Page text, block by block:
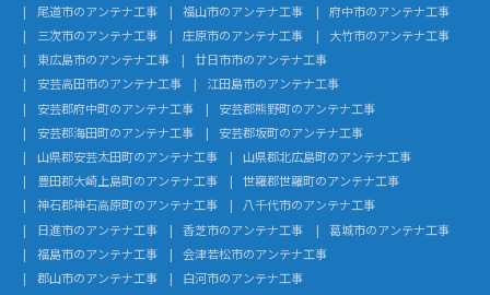
尾道市のアンテナ工事
福山市のアンテナ工事
府中市のアンテナ工事
三次市のアンテナ工事
庄原市のアンテナ工事
大竹市のアンテナ工事
東広島市のアンテナ工事
廿日市市のアンテナ工事
安芸高田市のアンテナ工事
江田島市のアンテナ工事
安芸郡府中町のアンテナ工事
安芸郡熊野町のアンテナ工事
安芸郡海田町のアンテナ工事
安芸郡坂町のアンテナ工事
山県郡安芸太田町のアンテナ工事
山県郡北広島町のアンテナ工事
豊田郡大崎上島町のアンテナ工事
世羅郡世羅町のアンテナ工事
神石郡神石高原町のアンテナ工事
八千代市のアンテナ工事
日進市のアンテナ工事
香芝市のアンテナ工事
葛城市のアンテナ工事
福島市のアンテナ工事
会津若松市のアンテナ工事
郡山市のアンテナ工事
白河市のアンテナ工事